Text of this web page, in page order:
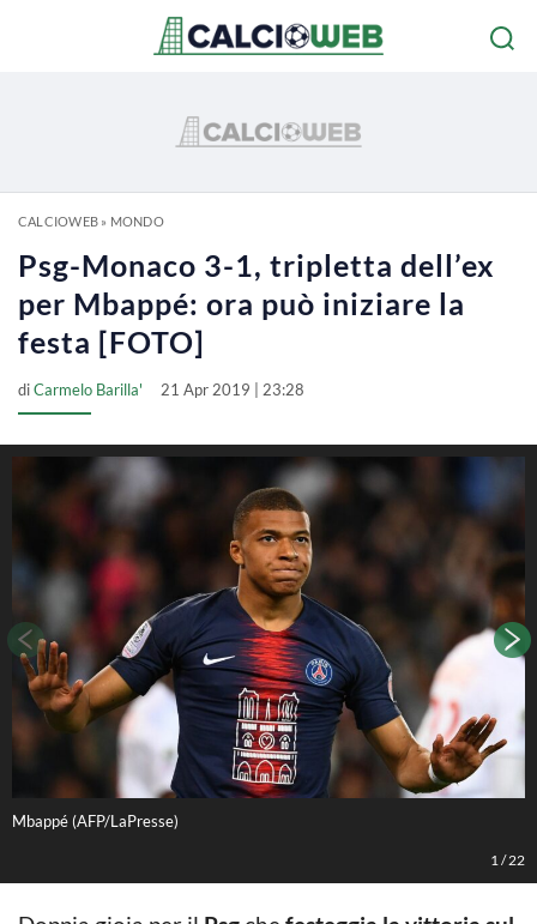
CALCIOWEB» MONDO
Psg-Monaco 3-1, tripletta dell’ex
per Mbappé: ora può iniziare la
festa [FOTO]
diCarmelo Barilla' 21 Apr 2019 | 23:28
Mbappé (AFP/LaPresse)
1 /22